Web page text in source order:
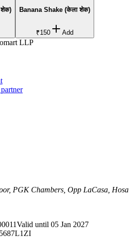
शेक) Banana Shake (केला शेक)
₹150 Add
LLP
PGK Chambers, Opp LaCasa, Hosa
Valid until 05 Jan 2027